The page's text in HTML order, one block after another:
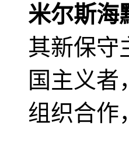
米尔斯海
其新保守
国主义者
组织合作